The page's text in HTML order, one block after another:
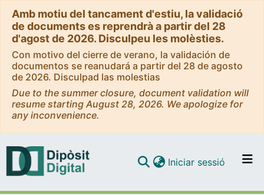
Amb motiu del tancament d'estiu, la validació
de documents es reprendrà a partir del 28
d'agost de 2026. Disculpeu les molèsties.
Con motivo del cierre de verano, la validación de
documentos se reanudará a partir del 28 de agosto
de 2026. Disculpad las molestias
Due to the summer closure, document validation will
resume starting August 28, 2026. We apologize for
any inconvenience.
Iniciar sessió (current)